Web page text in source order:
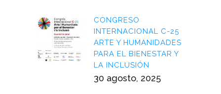
CONGRESO
INTERNACIONAL C-25
ARTE Y HUMANIDADES
PARA EL BIENESTAR Y
LA INCLUSIÓN
30 agosto, 2025